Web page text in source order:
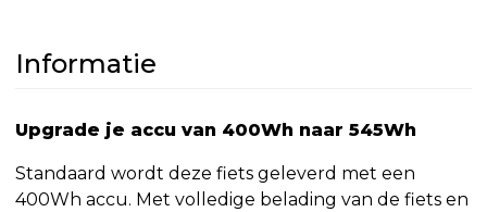
Informatie
Upgrade je accu van 400Wh naar 545Wh
Standaard wordt deze fiets geleverd met een
400Wh accu. Met volledige belading van de fiets en